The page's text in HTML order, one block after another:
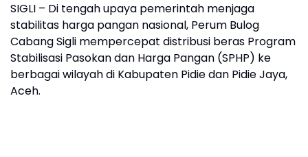
SIGLI – Di tengah upaya pemerintah menjaga
stabilitas harga pangan nasional, Perum Bulog
Cabang Sigli mempercepat distribusi beras Program
Stabilisasi Pasokan dan Harga Pangan (SPHP) ke
berbagai wilayah di Kabupaten Pidie dan Pidie Jaya,
Aceh.